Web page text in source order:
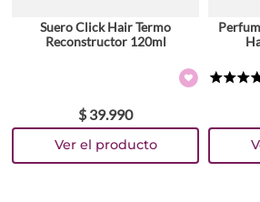
Suero Click Hair Termo
Reconstructor 120ml
$ 39.990